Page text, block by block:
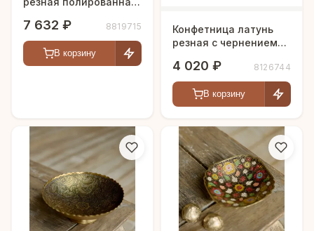
7 632 ₽ 8819715
В корзину
Конфетница латунь
резная с чернением
4 020 ₽ 8126744
В корзину